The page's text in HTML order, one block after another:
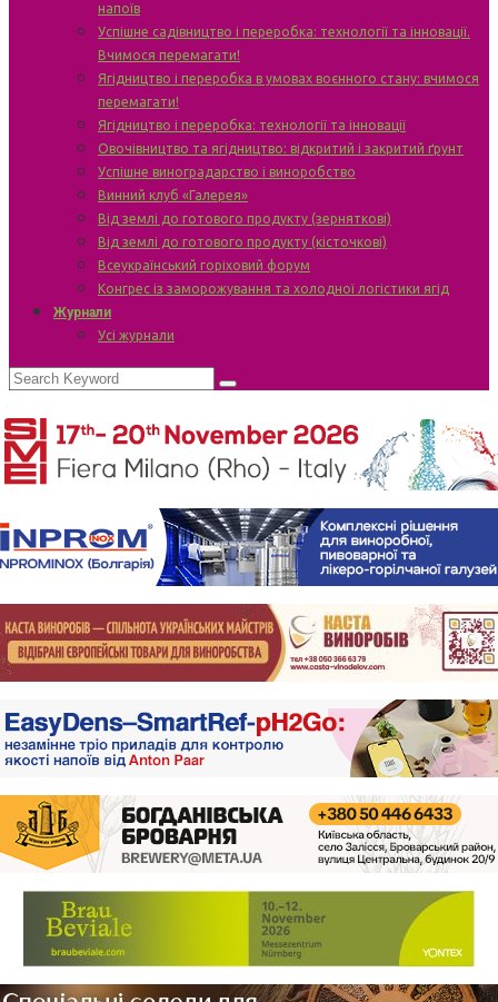
напоїв
Успішне садівництво і переробка: технології та інновації.
Вчимося перемагати!
Ягідництво і переробка в умовах воєнного стану: вчимося
перемагати!
Ягідництво і переробка: технології та інновації
Овочівництво та ягідництво: відкритий і закритий ґрунт
Успішне виноградарство і виноробство
Винний клуб «Галерея»
Від землі до готового продукту (зерняткові)
Від землі до готового продукту (кісточкові)
Всеукраїнський горіховий форум
Конгрес із заморожування та холодної логістики ягід
Журнали
Усі журнали